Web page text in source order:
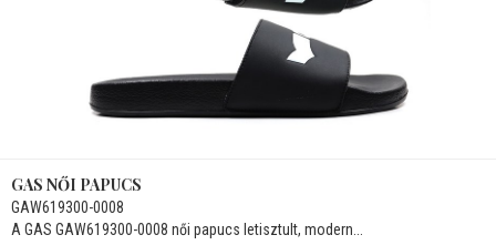
GAS NŐI PAPUCS
GAW619300-0008
A GAS GAW619300-0008 női papucs letisztult, modern...